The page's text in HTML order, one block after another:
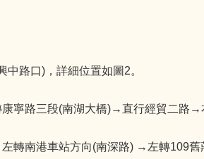
路口)，詳細位置如圖2。
寧路三段(南湖大橋)→直行經貿二路→
轉南港車站方向(南深路) →左轉109